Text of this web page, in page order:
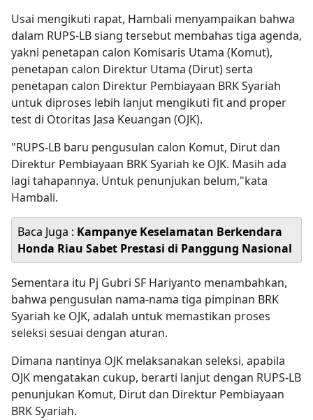
Usai mengikuti rapat, Hambali menyampaikan bahwa
dalam RUPS-LB siang tersebut membahas tiga agenda,
yakni penetapan calon Komisaris Utama (Komut),
penetapan calon Direktur Utama (Dirut) serta
penetapan calon Direktur Pembiayaan BRK Syariah
untuk diproses lebih lanjut mengikuti fit and proper
test di Otoritas Jasa Keuangan (OJK).
"RUPS-LB baru pengusulan calon Komut, Dirut dan
Direktur Pembiayaan BRK Syariah ke OJK. Masih ada
lagi tahapannya. Untuk penunjukan belum,"kata
Hambali.
Baca Juga : Kampanye Keselamatan Berkendara
Honda Riau Sabet Prestasi di Panggung Nasional
Sementara itu Pj Gubri SF Hariyanto menambahkan,
bahwa pengusulan nama-nama tiga pimpinan BRK
Syariah ke OJK, adalah untuk memastikan proses
seleksi sesuai dengan aturan.
Dimana nantinya OJK melaksanakan seleksi, apabila
OJK mengatakan cukup, berarti lanjut dengan RUPS-LB
penunjukan Komut, Dirut dan Direktur Pembiayaan
BRK Syariah.